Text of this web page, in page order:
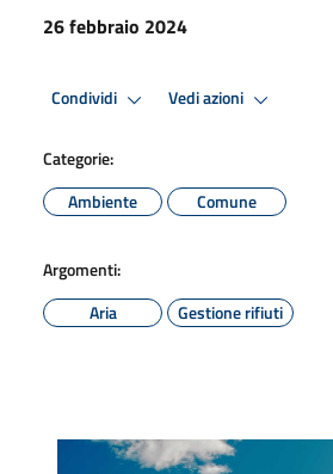
26 febbraio 2024
Condividi Vedi azioni
Categorie:
Ambiente
Comune
Argomenti:
Aria
Gestione rifiuti